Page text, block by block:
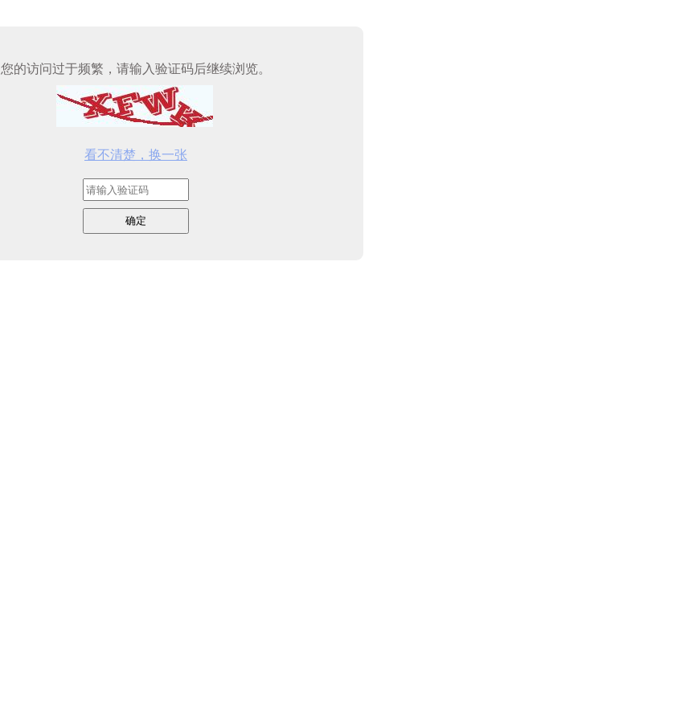
您的访问过于频繁，请输入验证码后继续浏览。
看不清楚，换一张